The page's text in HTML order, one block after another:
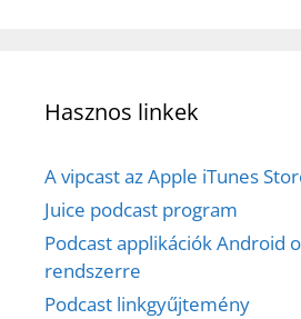
Hasznos linkek
A vipcast az Apple iTunes
Juice podcast program
Podcast applikációk Android
rendszerre
Podcast linkgyűjtemény